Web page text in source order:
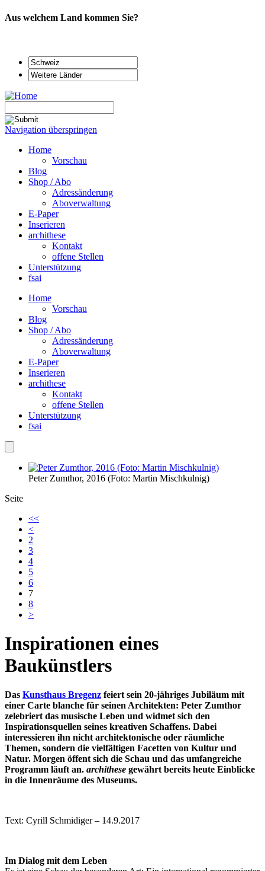
Aus welchem Land kommen Sie?
Navigation überspringen
Home
Vorschau
Blog
Shop / Abo
Adressänderung
Aboverwaltung
E-Paper
Inserieren
archithese
Kontakt
offene Stellen
Unterstützung
fsai
Home
Vorschau
Blog
Shop / Abo
Adressänderung
Aboverwaltung
E-Paper
Inserieren
archithese
Kontakt
offene Stellen
Unterstützung
fsai
Peter Zumthor, 2016 (Foto: Martin Mischkulnig)
Seite
<<
<
2
3
4
5
6
7
8
>
Inspirationen eines
Baukünstlers
Das Kunsthaus Bregenz feiert sein 20-jähriges Jubiläum mit
einer Carte blanche für seinen Architekten: Peter Zumthor
zelebriert das musische Leben und widmet sich den
Inspirationsquellen seines kreativen Schaffens. Dabei
interessieren ihn nicht architektonische oder räumliche
Themen, sondern die vielfältigen Facetten von Kultur und
Natur. Morgen öffent sich die Schau und das umfangreiche
Programm läuft an. archithese gewährt bereits heute Einblicke
in die Innenräume des Museums.
Text: Cyrill Schmidiger – 14.9.2017
Im Dialog mit dem Leben